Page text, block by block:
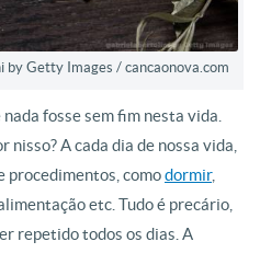
Getty Images / cancaonova.com
fosse sem fim nesta vida.
nisso? A cada dia de nossa vida,
procedimentos, comodormir,
etc. Tudo é precário,
repetido todos os dias. A